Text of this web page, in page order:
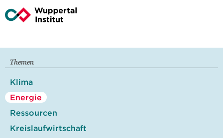
Themen
Klima
Energie
Ressourcen
Kreislaufwirtschaft